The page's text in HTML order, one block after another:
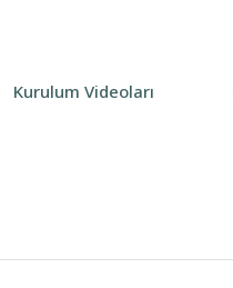
Kurulum Videoları